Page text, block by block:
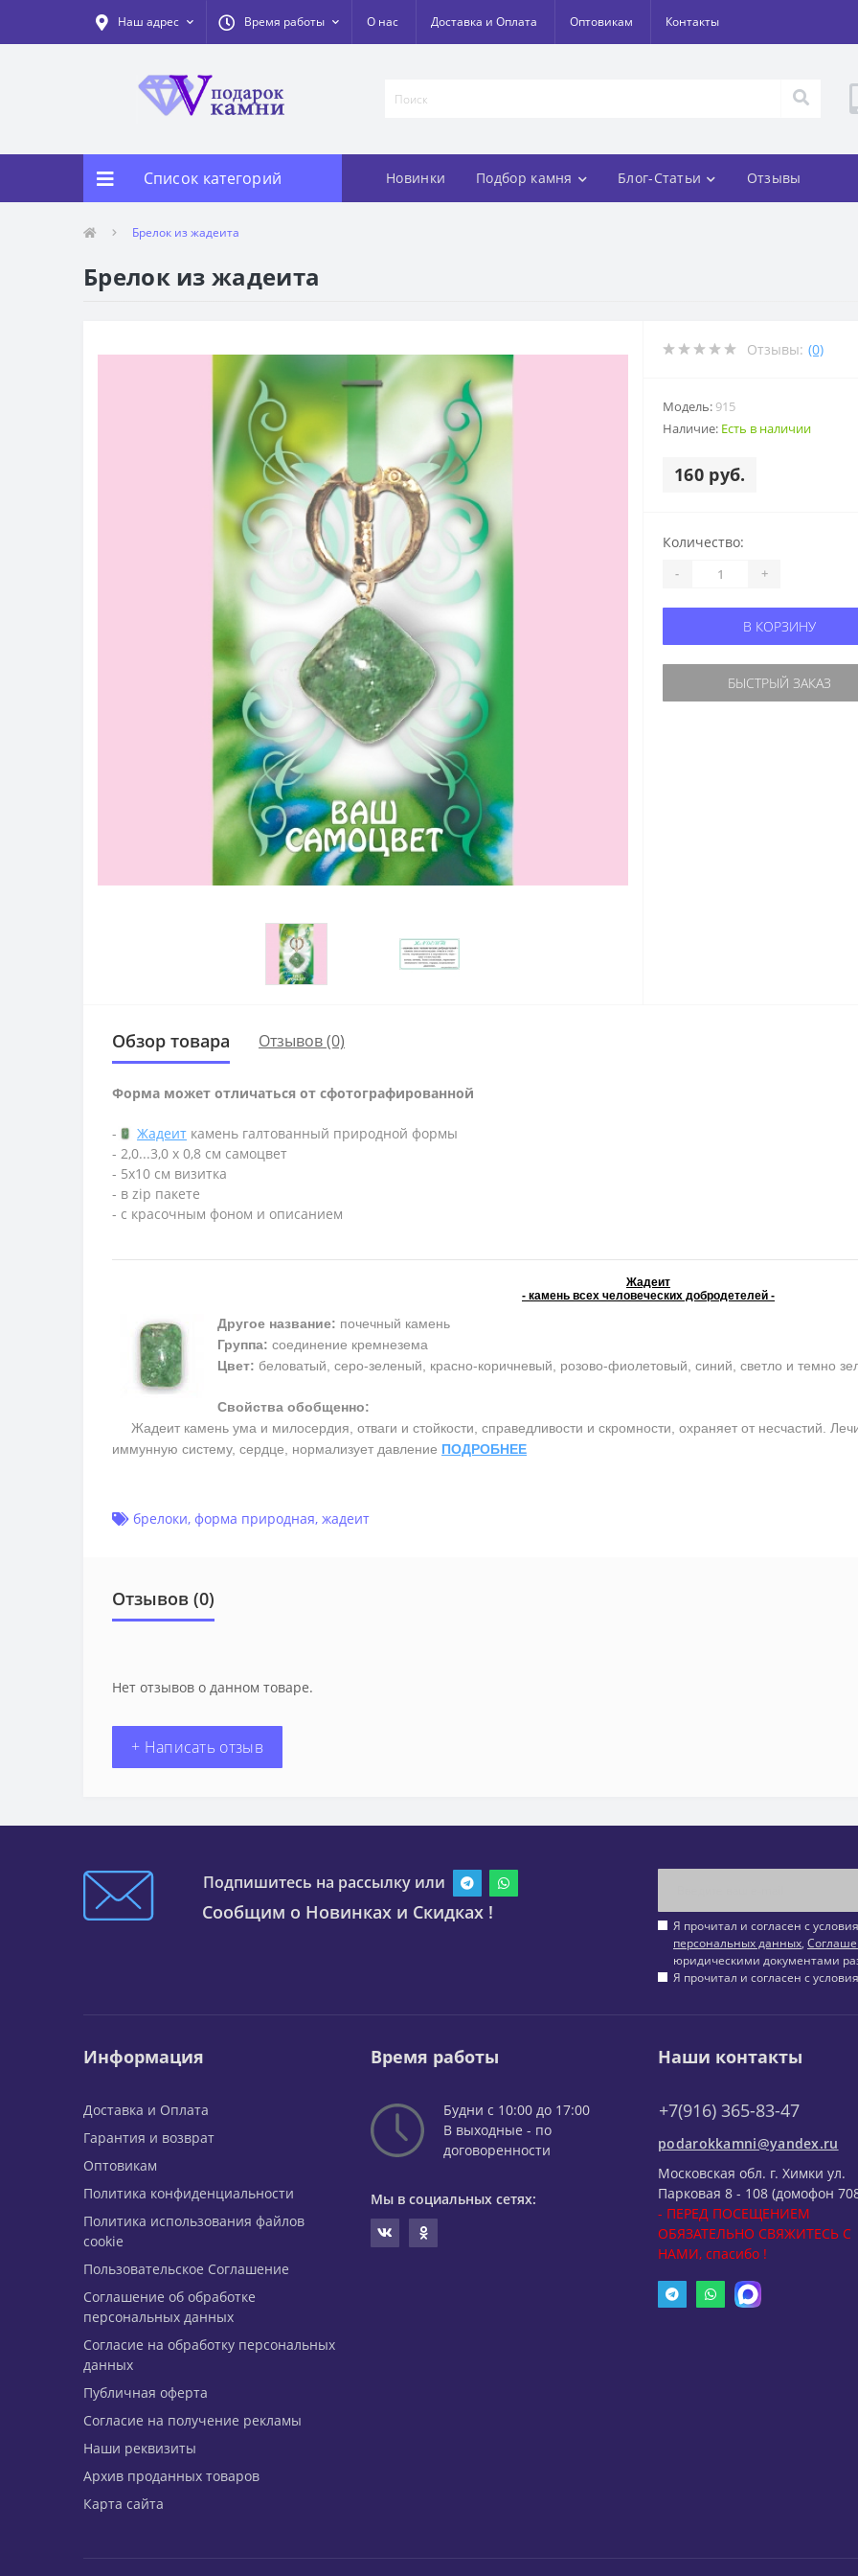
Наш адрес Время работы О нас Доставка и Оплата Оптовикам Контакты
Список категорий Новинки Подбор камня Блог-Статьи Отзывы
Брелок из жадеита
Брелок из жадеита
Отзывы: (0)
Модель: 915
Наличие: Есть в наличии
160 руб.
Количество:
- +
В КОРЗИНУ
БЫСТРЫЙ ЗАКАЗ
Обзор товара Отзывов (0)
Форма может отличаться от сфотографированной
- Жадеит камень галтованный природной формы
- 2,0...3,0 х 0,8 см самоцвет
- 5х10 см визитка
- в zip пакете
- с красочным фоном и описанием
Жадеит
- камень всех человеческих добродетелей -
Другое название: почечный камень
Группа: соединение кремнезема
Цвет: беловатый, серо-зеленый, красно-коричневый, розово-фиолетовый, синий, светло и темно
Свойства обобщенно:
Жадеит камень ума и милосердия, отваги и стойкости, справедливости и скромности, охраняет от несчастий.
иммунную систему, сердце, нормализует давление ПОДРОБНЕЕ
брелоки, форма природная, жадеит
Отзывов (0)
Нет отзывов о данном товаре.
+ Написать отзыв
Подпишитесь на рассылку или
Сообщим о Новинках и Скидках !
Я прочитал и согласен с
персональных данных,
юридическими документами
Я прочитал и согласен с
Информация
Доставка и Оплата
Гарантия и возврат
Оптовикам
Политика конфиденциальности
Политика использования файлов
cookie
Пользовательское Соглашение
Соглашение об обработке
персональных данных
Согласие на обработку персональных
данных
Публичная оферта
Согласие на получение рекламы
Наши реквизиты
Архив проданных товаров
Карта сайта
Время работы
Будни с 10:00 до 17:00
В выходные - по
договоренности
Мы в социальных сетях:
Наши контакты
+7(916) 365-83-47
podarokkamni@yandex.ru
Московская обл. г. Химки ул.
Парковая 8 - 108 (домофон
- ПЕРЕД ПОСЕЩЕНИЕМ
ОБЯЗАТЕЛЬНО СВЯЖИТЕСЬ С
НАМИ, спасибо !